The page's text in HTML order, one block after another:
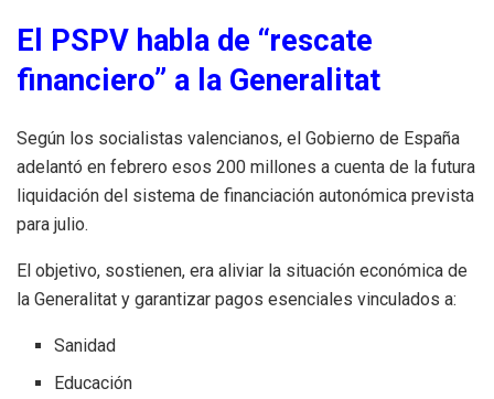
El PSPV habla de “rescate
financiero” a la Generalitat
Según los socialistas valencianos, el Gobierno de España
adelantó en febrero esos 200 millones a cuenta de la futura
liquidación del sistema de financiación autonómica prevista
para julio.
El objetivo, sostienen, era aliviar la situación económica de
la Generalitat y garantizar pagos esenciales vinculados a:
Sanidad
Educación